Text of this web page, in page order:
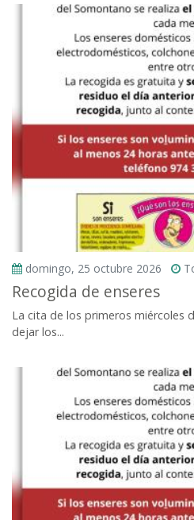
domingo, 25 octubre 2026
Recogida de enseres
La cita de los primeros miércoles
dejar los...